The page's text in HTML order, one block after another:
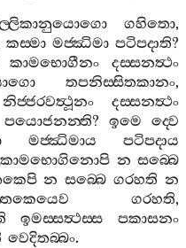
ගහිතො,
කස‍්මා මජ‍්ඣිමා පටිපදාති?
කාමභොගීනං
දස‍්සනත්‍ථං
තපනිස‍්සිතකානං,
නිජ‍්ජරවත්‍ථූනං
දස‍්සනත්‍ථං
පයොජනන‍්ති? ඉමෙ
ද‍්වෙ
මජ‍්ඣිමාය
පටිපදාය
කාමභොගිනොපි න සබ‍්බෙ
න සබ‍්බෙ ගරහති න
ගරහති,
ඉමස‍්සත්‍ථස‍්ස
පකාසනං
වෙදිතබ‍්බං.